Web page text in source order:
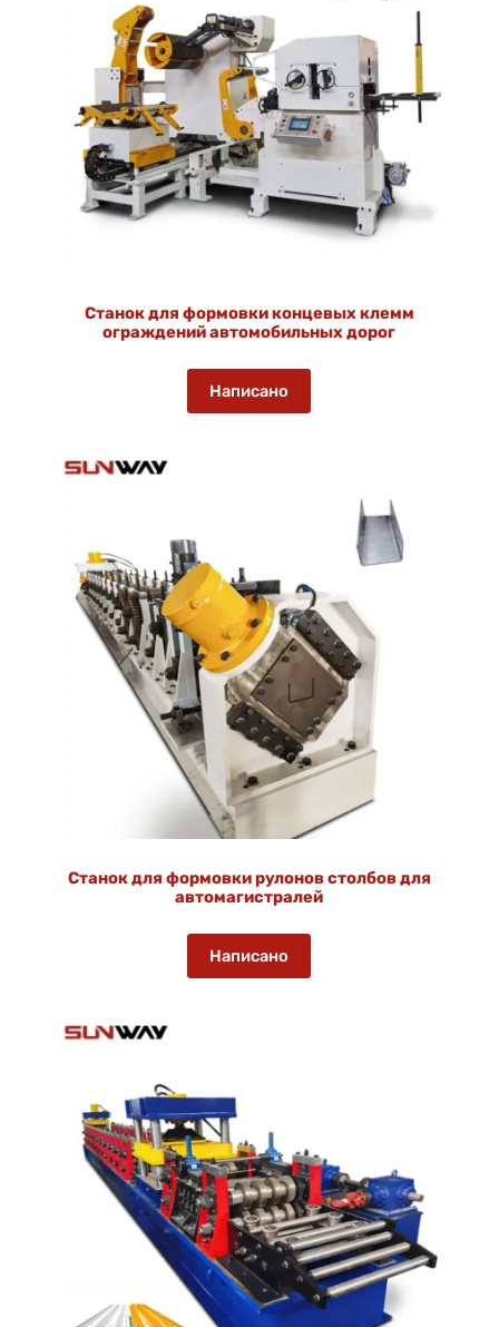
Станок для формовки концевых клемм
ограждений автомобильных дорог
Написано
Станок для формовки рулонов столбов для
автомагистралей
Написано